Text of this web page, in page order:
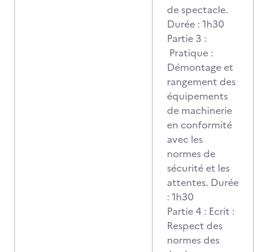
de spectacle.
Durée : 1h30
Partie 3 :
Pratique :
Démontage et
rangement des
équipements
de machinerie
en conformité
avec les
normes de
sécurité et les
attentes. Durée
: 1h30
Partie 4 : Ecrit :
Respect des
normes des